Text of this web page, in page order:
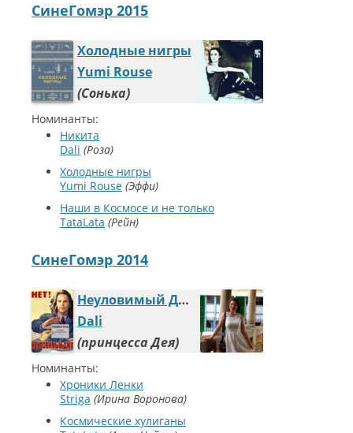
СинеГомэр 2015
Холодные нигры
Yumi Rouse
Сонька
Номинанты:
Никита
Dali Роза
Холодные нигры
Yumi Rouse Эффи
Наши в Космосе и не только
TataLata Рейн
СинеГомэр 2014
Неуловимый Джо
Dali
принцесса Дея
Номинанты:
Хроники Ленки
Striga Ирина Воронова
Космические хулиганы